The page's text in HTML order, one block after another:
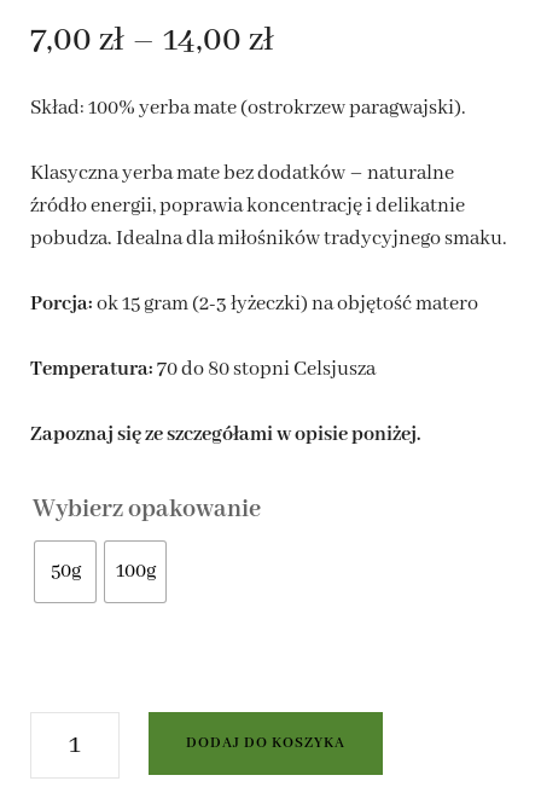
7,00 zł – 14,00 złZakres
cen:
7,00 zł
do
14,00 zł
Skład: 100% yerba mate (ostrokrzew paragwajski).
Klasyczna yerba mate bez dodatków – naturalne
źródło energii, poprawia koncentrację i delikatnie
pobudza. Idealna dla miłośników tradycyjnego smaku.
Porcja:ok 15 gram (2-3 łyżeczki) na objętość matero
Temperatura:70 do 80 stopni Celsjusza
Zapoznaj się ze szczegółami w opisie poniżej.
Wybierz opakowanie
50g 100g
ilość
Yerba
DODAJ DO KOSZYKA